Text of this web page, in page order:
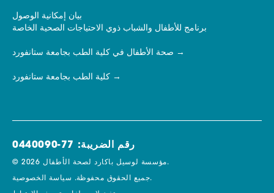
بيان إمكانية الوصول
برنامج للأطفال والشباب ذوي الاحتياجات الصحية الخاصة
صحة الأطفال في كلية الطب بجامعة ستانفورد
كلية الطب بجامعة ستانفورد
رقم الضريبة: 77-0440090
© 2026 مؤسسة لوسيل باكارد لصحة الأطفال.
جميع الحقوق محفوظة.سياسة الخصوصية.